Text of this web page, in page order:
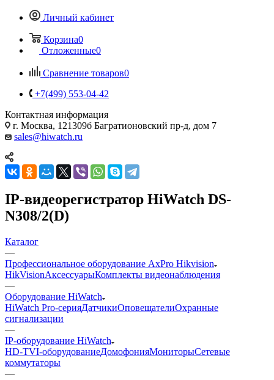
Личный кабинет
Корзина0
Отложенные0
Сравнение товаров0
+7(499) 553-04-42
Контактная информация
г. Москва, 121309б Багратионовский пр-д, дом 7
sales@hiwatch.ru
IP-видеорегистратор HiWatch DS-
N308/2(D)
Каталог
—
Профессиональное оборудование AxPro Hikvision
HikVisionАксессуарыКомплекты видеонаблюдения
—
Оборудование HiWatch
HiWatch Pro-серияДатчикиОповещателиОхранные
сигнализации
—
IP-оборудование HiWatch
HD-TVI-оборудованиеДомофонияМониторыСетевые
коммутаторы
—